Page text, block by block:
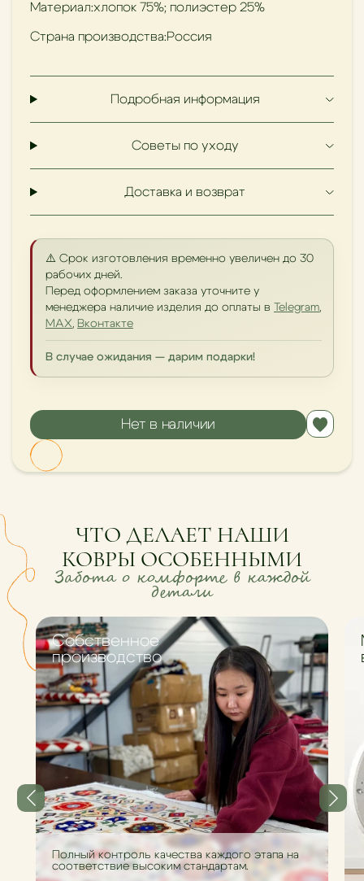
Материал:хлопок 75%; полиэстер 25%
Страна производства:Россия
Подробная информация
Советы по уходу
Доставка и возврат
⚠️ Срок изготовления временно увеличен до 30
рабочих дней.
Перед оформлением заказа уточните у
менеджера наличие изделия до оплаты в
Telegram,
MAX, Вконтакте
В случае ожидания — дарим подарки!
Нет в наличии
Забота о комфорте в каждой
детали
ЧТО ДЕЛАЕТ НАШИ
КОВРЫ ОСОБЕННЫМИ
Cобственное
производство
Полный контроль качества каждого этапа на
соответствие высоким стандартам.